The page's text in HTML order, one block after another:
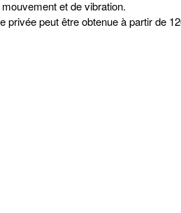
et de vibration.
privée peut être obtenue à partir de